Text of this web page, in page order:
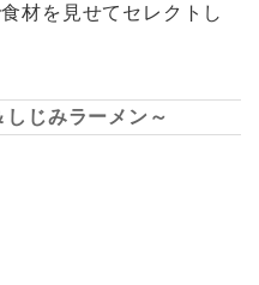
材を見せてセレクトし
じみラーメン～